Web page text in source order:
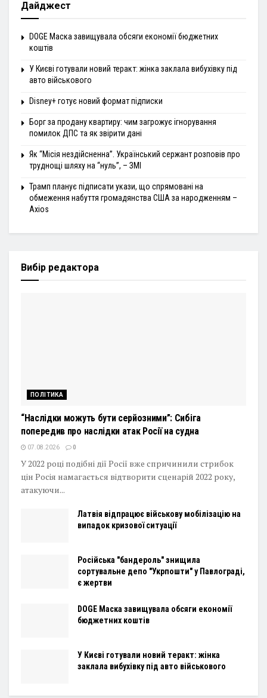
Дайджест
DOGE Маска завищувала обсяги економії бюджетних
коштів
У Києві готували новий теракт: жінка заклала вибухівку під
авто військового
Disney+ готує новий формат підписки
Борг за продану квартиру: чим загрожує ігнорування
помилок ДПС та як звірити дані
Як “Місія нездійсненна”. Український сержант розповів про
труднощі шляху на “нуль”, – ЗМІ
Трамп планує підписати укази, що спрямовані на
обмеження набуття громадянства США за народженням –
Axios
Вибір редактора
ПОЛІТИКА
“Наслідки можуть бути серйозними”: Сибіга
попередив про наслідки атак Росії на судна
07.08.2026 0
У 2022 році подібні дії Росії вже спричинили стрибок
цін Росія намагається відтворити сценарій 2022 року,
атакуючи...
Латвія відпрацює військову мобілізацію на
випадок кризової ситуації
Російська "бандероль" знищила
сортувальне депо "Укрпошти" у Павлограді,
є жертви
DOGE Маска завищувала обсяги економії
бюджетних коштів
У Києві готували новий теракт: жінка
заклала вибухівку під авто військового